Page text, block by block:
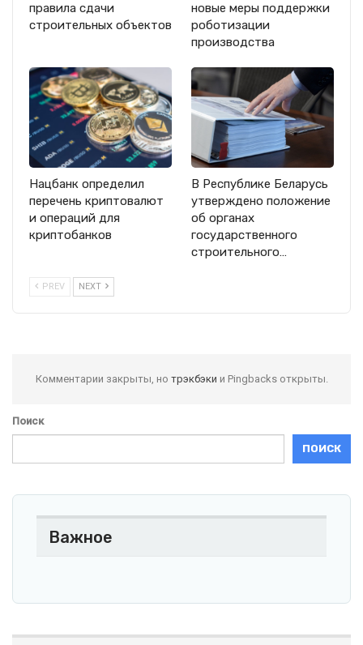
правила сдачи
строительных объектов
новые меры поддержки
роботизации
производства
Нацбанк определил
перечень криптовалют
и операций для
криптобанков
В Республике Беларусь
утверждено положение
об органах
государственного
строительного…
PREV NEXT
Комментарии закрыты, но трэкбэки и Pingbacks открыты.
Поиск
ПОИСК
Важное